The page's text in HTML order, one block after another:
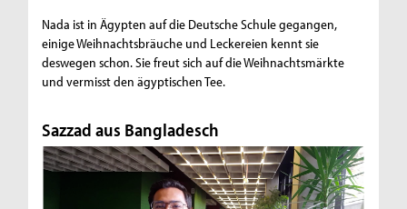
Nada ist in Ägypten auf die Deutsche Schule gegangen,
einige Weihnachtsbräuche und Leckereien kennt sie
deswegen schon. Sie freut sich auf die Weihnachtsmärkte
und vermisst den ägyptischen Tee.
Sazzad aus Bangladesch